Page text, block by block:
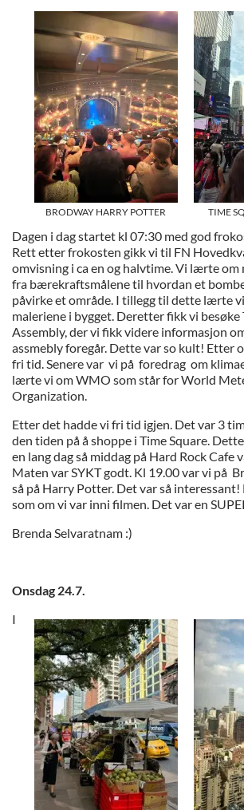
BRODWAY HARRY POTTER TIME
Dagen i dag startet kl 07:30 med god
Rett etter frokosten gikk vi til FN
omvisning i ca en og halvtime. Vi lærte
fra bærekraftsmålene til hvordan et
påvirke et område. I tillegg til dette lærte
maleriene i bygget. Deretter fikk vi besøke
Assembly, der vi fikk videre informasjon
assmebly foregår. Dette var so kult! Etter
fri tid. Senere var vi på foredrag om
lærte vi om WMO som står for World
Organization.
Etter det hadde vi fri tid igjen. Det var 3
den tiden på å shoppe i Time Square.
en lang dag så middag på Hard Rock Cafe
Maten var SYKT godt. Kl 19.00 var vi på
så på Harry Potter. Det var så interessant!
som om vi var inni filmen. Det var en
Brenda Selvaratnam :)
Onsdag 24.7.
I